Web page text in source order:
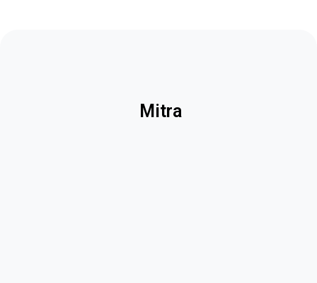
Mitra